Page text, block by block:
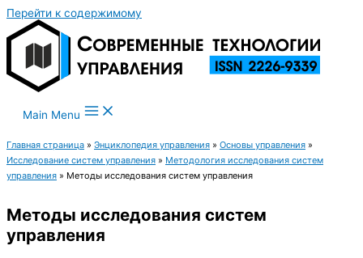
Перейти к содержимому
Main Menu
Главная страница » Энциклопедия управления » Основы управления »
Исследование систем управления » Методология исследования систем
управления » Методы исследования систем управления
Методы исследования систем
управления